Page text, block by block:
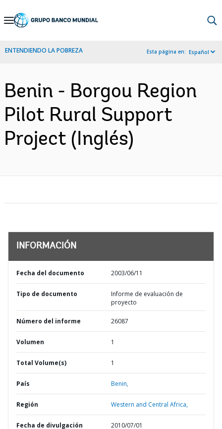
Skip
Navigation
ENTENDIENDO LA POBREZA Esta página en: Español
Benin - Borgou Region
Pilot Rural Support
Project (Inglés)
INFORMACIÓN
Fecha del documento 2003/06/11
Tipo de documento
Informe de evaluación de
proyecto
Número del informe 26087
Volumen 1
Total Volume(s) 1
País Benin,
Región Western and Central Africa,
Fecha de divulgación 2010/07/01